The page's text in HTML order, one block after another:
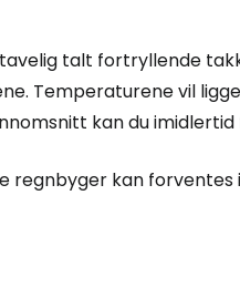
talt fortryllende
Temperaturene vil ligge
kan du
regnbyger kan